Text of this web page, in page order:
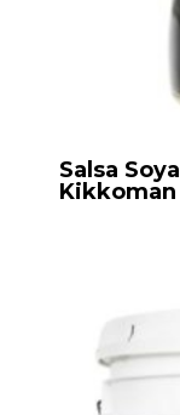
Salsa
Kikkoman